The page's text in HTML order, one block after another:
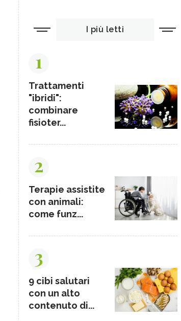
I più letti
1
Trattamenti
"ibridi":
combinare
fisioter...
2
Terapie assistite
con animali:
come funz...
3
9 cibi salutari
con un alto
contenuto di...